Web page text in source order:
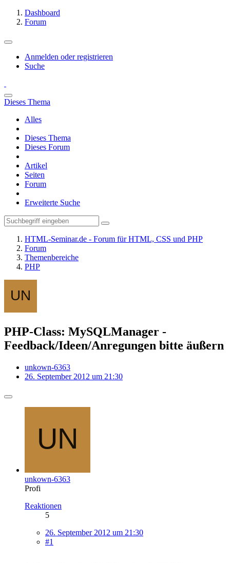
Dashboard
Forum
Anmelden oder registrieren
Suche
Dieses Thema
Alles
Dieses Thema
Dieses Forum
Artikel
Seiten
Forum
Erweiterte Suche
HTML-Seminar.de - Forum für HTML, CSS und PHP
Forum
Themenbereiche
PHP
PHP-Class: MySQLManager -
Feedback/Ideen/Anregungen bitte äußern
unkown-6363
26. September 2012 um 21:30
unkown-6363
Profi
Reaktionen
5
26. September 2012 um 21:30
#1